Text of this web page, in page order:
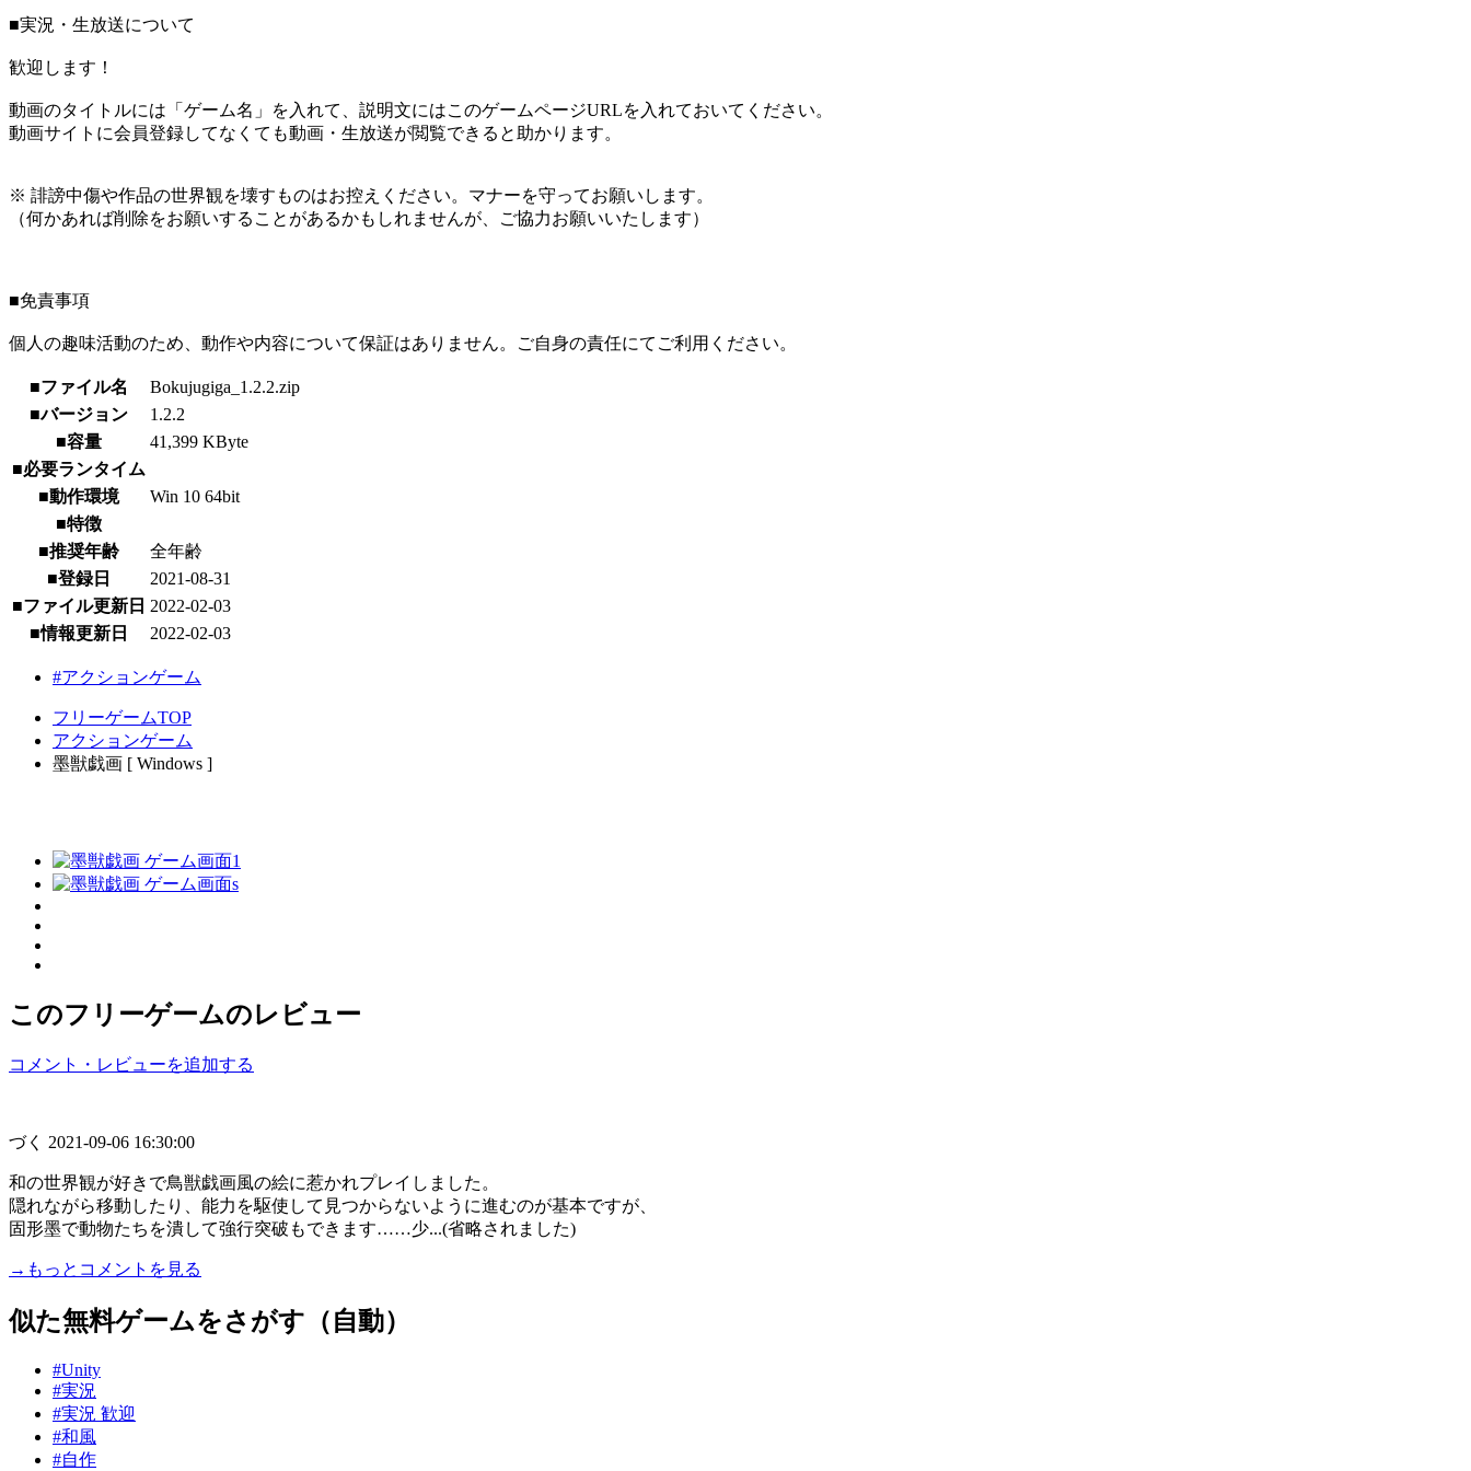
■実況・生放送について
歓迎します！
動画のタイトルには「ゲーム名」を入れて、説明文にはこのゲームページURLを入れておいてください。
動画サイトに会員登録してなくても動画・生放送が閲覧できると助かります。
※ 誹謗中傷や作品の世界観を壊すものはお控えください。マナーを守ってお願いします。
（何かあれば削除をお願いすることがあるかもしれませんが、ご協力お願いいたします）
■免責事項
個人の趣味活動のため、動作や内容について保証はありません。ご自身の責任にてご利用ください。
■ファイル名
Bokujugiga_1.2.2.zip
■バージョン
1.2.2
■容量
41,399 KByte
■必要ランタイム
■動作環境
Win 10 64bit
■特徴
■推奨年齢
全年齢
■登録日
2021-08-31
■ファイル更新日 2022-02-03
■情報更新日
2022-02-03
#アクションゲーム
フリーゲームTOP
アクションゲーム
墨獣戯画 [ Windows ]
このフリーゲームのレビュー
コメント・レビューを追加する
づく 2021-09-06 16:30:00
和の世界観が好きで鳥獣戯画風の絵に惹かれプレイしました。
隠れながら移動したり、能力を駆使して見つからないように進むのが基本ですが、
固形墨で動物たちを潰して強行突破もできます……少...(省略されました)
→もっとコメントを見る
似た無料ゲームをさがす（自動）
#Unity
#実況
#実況 歓迎
#和風
#自作